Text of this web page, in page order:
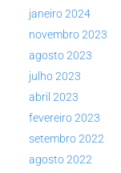
janeiro 2024
novembro 2023
agosto 2023
julho 2023
abril 2023
fevereiro 2023
setembro 2022
agosto 2022